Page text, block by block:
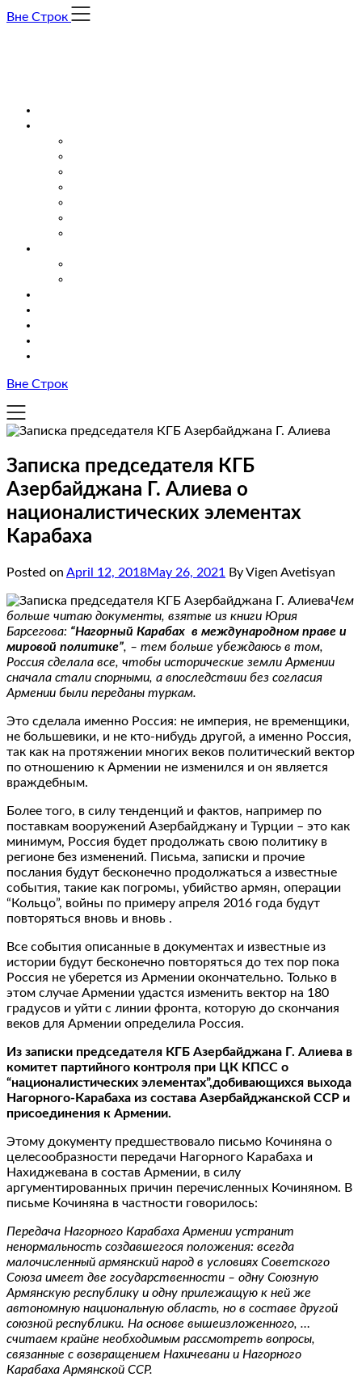
Skip
Вне Строк
Вне Строк
Записка председателя КГБ
Азербайджана Г. Алиева о
националистических элементах
Карабаха
Posted on April 12, 2018May 26, 2021 By Vigen Avetisyan
Чем
больше читаю документы, взятые из книги Юрия
Барсегова: “Нагорный Карабах в международном праве и
мировой политике”, – тем больше убеждаюсь в том,
Россия сделала все, чтобы исторические земли Армении
сначала стали спорными, а впоследствии без согласия
Армении были переданы туркам.
Это сделала именно Россия: не империя, не временщики,
не большевики, и не кто-нибудь другой, а именно Россия,
так как на протяжении многих веков политический вектор
по отношению к Армении не изменился и он является
враждебным.
Более того, в силу тенденций и фактов, например по
поставкам вооружений Азербайджану и Турции – это как
минимум, Россия будет продолжать свою политику в
регионе без изменений. Письма, записки и прочие
послания будут бесконечно продолжаться а известные
события, такие как погромы, убийство армян, операции
“Кольцо”, войны по примеру апреля 2016 года будут
повторяться вновь и вновь .
Все события описанные в документах и известные из
истории будут бесконечно повторяться до тех пор пока
Россия не уберется из Армении окончательно. Только в
этом случае Армении удастся изменить вектор на 180
градусов и уйти с линии фронта, которую до скончания
веков для Армении определила Россия.
Из записки председателя КГБ Азербайджана Г. Алиева в
комитет партийного контроля при ЦК КПСС о
“националистических элементах”,добивающихся выхода
Нагорного-Карабаха из состава Азербайджанской ССР и
присоединения к Армении.
Этому документу предшествовало письмо Кочиняна о
целесообразности передачи Нагорного Карабаха и
Нахиджевана в состав Армении, в силу
аргументированных причин перечисленных Кочиняном. В
письме Кочиняна в частности говорилось:
Передача Нагорного Карабаха Армении устранит
ненормальность создавшегося положения: всегда
малочисленный армянский народ в условиях Советского
Союза имеет две государственности – одну Союзную
Армянскую республику и одну прилежащую к ней же
автономную национальную область, но в составе другой
союзной республики. На основе вышеизложенного, …
считаем крайне необходимым рассмотреть вопросы,
связанные с возвращением Нахичевани и Нагорного
Карабаха Армянской ССР.